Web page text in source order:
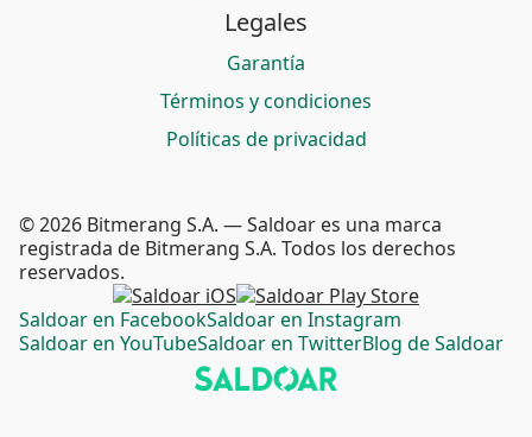
Legales
Garantía
Términos y condiciones
Políticas de privacidad
Saldoar en FacebookSaldoar en Instagram
Saldoar en YouTubeSaldoar en TwitterBlog de Saldoar
© 2026 Bitmerang S.A. — Saldoar es una marca
registrada de Bitmerang S.A. Todos los derechos
reservados.